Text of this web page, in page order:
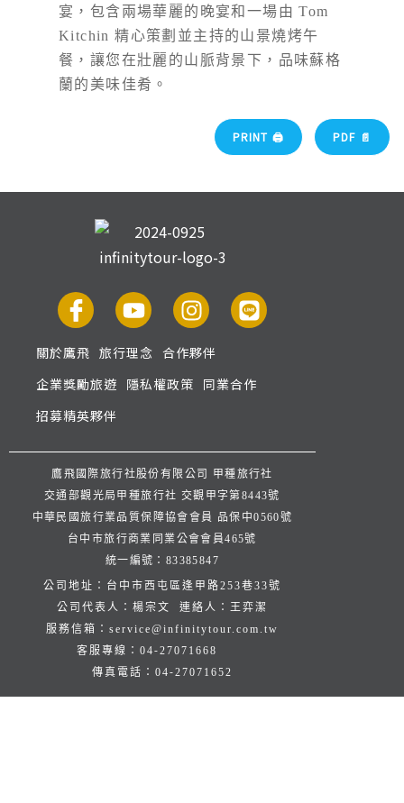
宴，包含兩場華麗的晚宴和一場由 Tom
Kitchin 精心策劃並主持的山景燒烤午
餐，讓您在壯麗的山脈背景下，品味蘇格
蘭的美味佳肴。
PRINT 🖨 PDF 📄
關於鷹飛 旅行理念 合作夥伴
企業獎勵旅遊 隱私權政策 同業合作
招募精英夥伴
鷹飛國際旅行社股份有限公司 甲種旅行社
交通部觀光局甲種旅行社 交觀甲字第8443號
中華民國旅行業品質保障協會會員 品保中0560號
台中市旅行商業同業公會會員465號
統一編號：83385847
公司地址：台中市西屯區逢甲路253巷33號
公司代表人：楊宗文 連絡人：王弈潔
服務信箱： service@infinitytour.com.tw
客服專線： 04-27071668
傳真電話： 04-27071652